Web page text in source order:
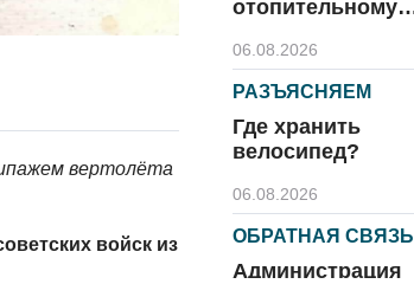
вертолёта
войск из
отопительному
06.08.2026
РАЗЪЯСНЯЕМ
Где хранить
велосипед?
06.08.2026
ОБРАТНАЯ СВЯЗЬ
Администрация